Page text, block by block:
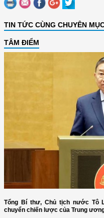
TIN TỨC CÙNG CHUYÊN
TÂM ĐIỂM
Tổng Bí thư, Chủ tịch nước Tô
chuyển chiến lược của Trung